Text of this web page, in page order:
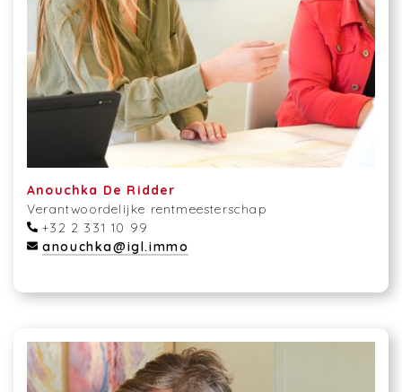
Anouchka De Ridder
Verantwoordelijke rentmeesterschap
+32 2 331 10 99
anouchka@igl.immo